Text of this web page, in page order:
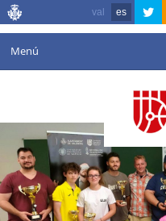
val es
Menú
Agenda
Instalaciones
Comunicación